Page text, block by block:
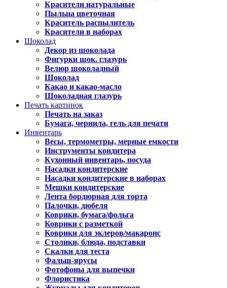
Красители натуральные
Пыльца цветочная
Краситель распылитель
Красители в наборах
Шоколад
Декор из шоколада
Фигурки шок. глазурь
Велюр шоколадный
Шоколад
Какао и какао-масло
Шоколадная глазурь
Печать картинок
Печать на заказ
Бумага, чернила, гель для печати
Инвентарь
Весы, термометры, мерные емкости
Инструменты кондитера
Кухонный инвентарь, посуда
Насадки кондитерские
Насадки кондитерские в наборах
Мешки кондитерские
Лента бордюрная для торта
Палочки, дюбеля
Коврики, бумага/фольга
Коврики с разметкой
Коврики для эклеров/макаронс
Столики, блюда, подставки
Скалки для теста
Фальш-ярусы
Фотофоны для выпечки
Флористика